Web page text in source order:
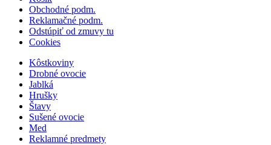
Obchodné podm.
Reklamačné podm.
Odstúpiť od zmuvy tu
Cookies
Kôstkoviny
Drobné ovocie
Jablká
Hrušky
Štavy
Sušené ovocie
Med
Reklamné predmety